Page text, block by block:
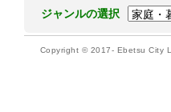
ジャンルの選択
Copyright © 2017- Ebetsu City